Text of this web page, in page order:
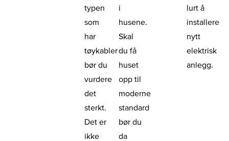
typen
som
har
tøykabler
bør du
vurdere
det
sterkt.
Det er
ikke
i
husene.
Skal
du få
huset
opp til
moderne
standard
bør du
da
lurt å
installere
nytt
elektrisk
anlegg.